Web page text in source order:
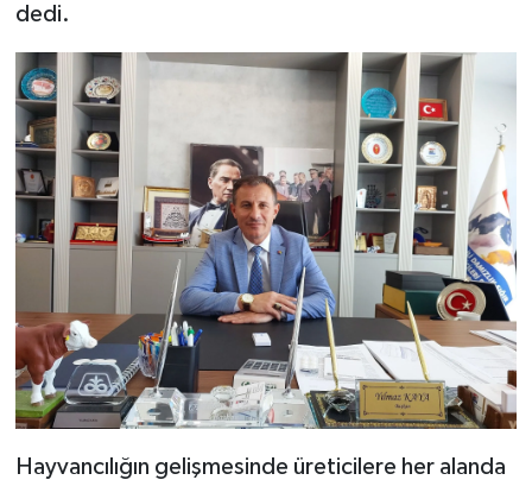
dedi.
Hayvancılığın gelişmesinde üreticilere her alanda